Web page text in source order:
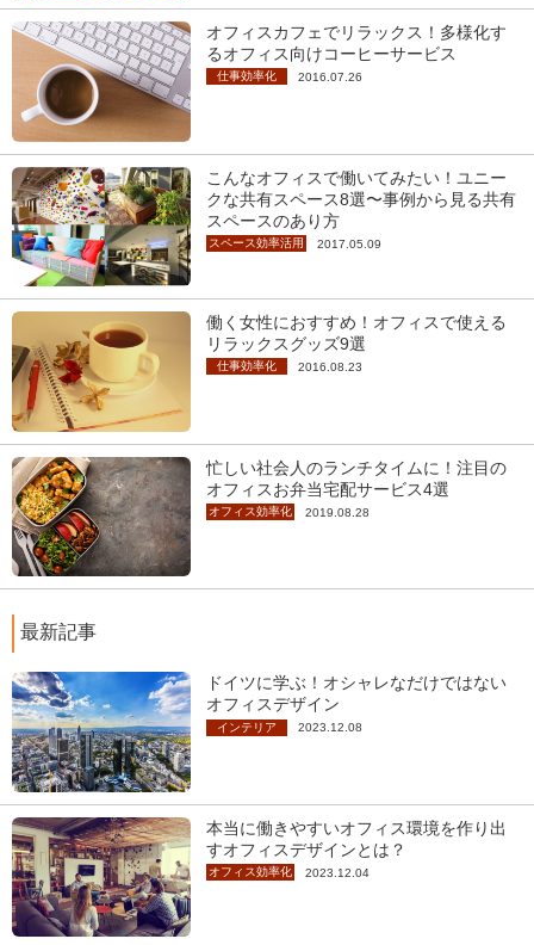
オフィスカフェでリラックス！多様化す
るオフィス向けコーヒーサービス
仕事効率化 2016.07.26
こんなオフィスで働いてみたい！ユニー
クな共有スペース8選〜事例から見る共有
スペースのあり方
スペース効率活用 2017.05.09
働く女性におすすめ！オフィスで使える
リラックスグッズ9選
仕事効率化 2016.08.23
忙しい社会人のランチタイムに！注目の
オフィスお弁当宅配サービス4選
オフィス効率化 2019.08.28
最新記事
ドイツに学ぶ！オシャレなだけではない
オフィスデザイン
インテリア 2023.12.08
本当に働きやすいオフィス環境を作り出
すオフィスデザインとは？
オフィス効率化 2023.12.04